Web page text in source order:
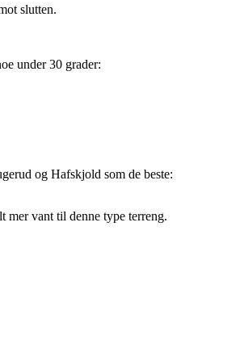
slutten.
under 30 grader:
og Hafskjold som de beste:
mer vant til denne type terreng.